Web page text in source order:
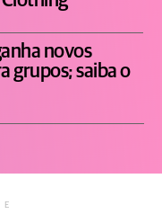
novos
grupos; saiba o